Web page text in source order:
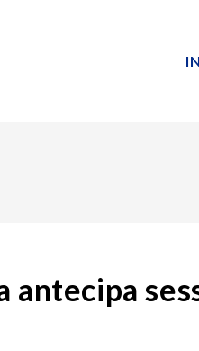
antecipa